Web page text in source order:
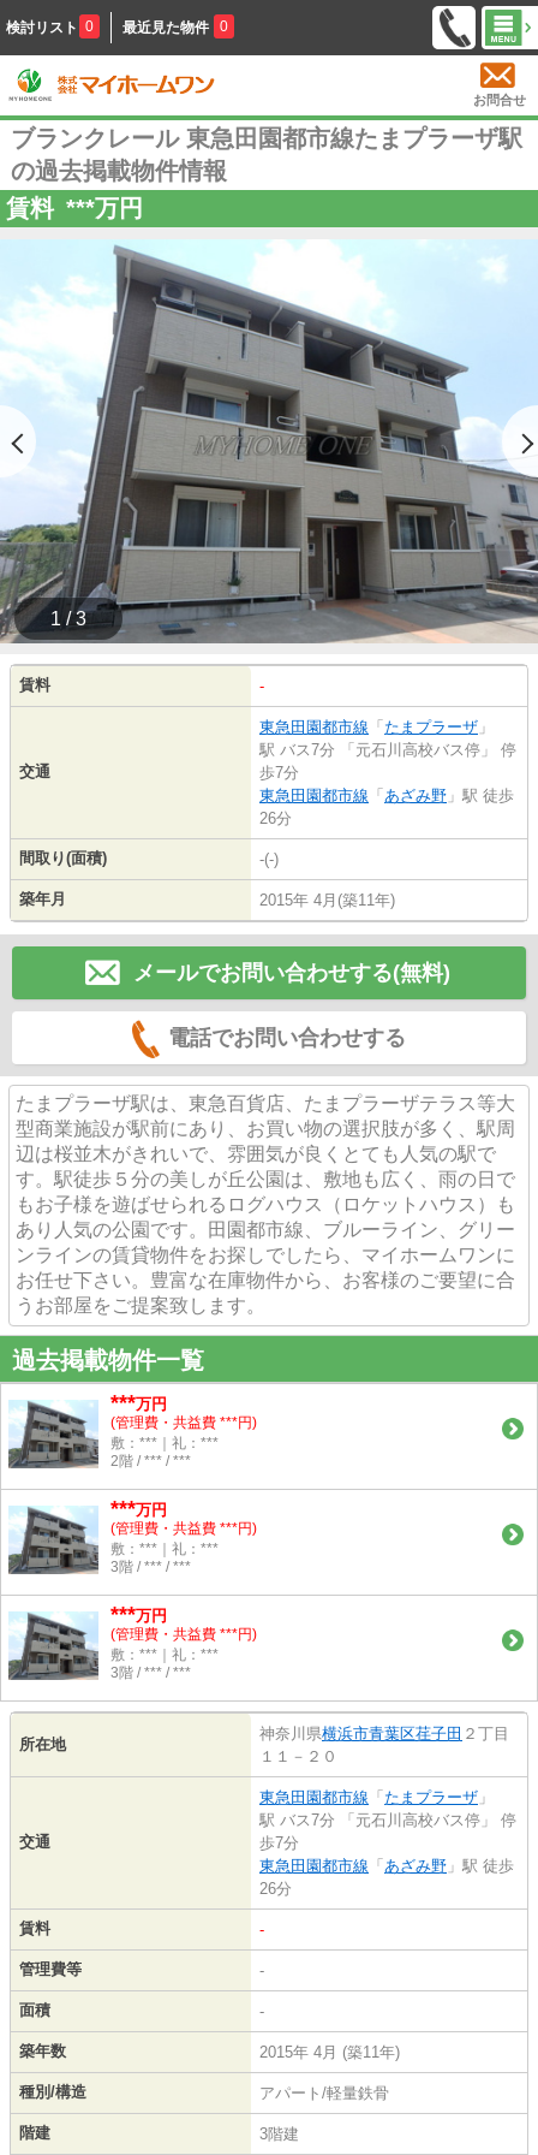
検討リスト 0 最近見た物件 0
お問合せ
ブランクレール 東急田園都市線たまプラーザ駅
の過去掲載物件情報
賃料 ***万円
1 / 3
賃料 -
交通
東急田園都市線 「 たまプラーザ 」
駅 バス7分 「元石川高校バス停」 停
歩7分
東急田園都市線 「 あざみ野 」駅 徒歩
26分
間取り(面積) -(-)
築年月 2015年 4月(築11年)
メールでお問い合わせする(無料)
電話でお問い合わせする
たまプラーザ駅は、東急百貨店、たまプラーザテラス等大
型商業施設が駅前にあり、お買い物の選択肢が多く、駅周
辺は桜並木がきれいで、雰囲気が良くとても人気の駅で
す。駅徒歩５分の美しが丘公園は、敷地も広く、雨の日で
もお子様を遊ばせられるログハウス（ロケットハウス）も
あり人気の公園です。田園都市線、ブルーライン、グリー
ンラインの賃貸物件をお探しでしたら、マイホームワンに
お任せ下さい。豊富な在庫物件から、お客様のご要望に合
うお部屋をご提案致します。
過去掲載物件一覧
***万円
(管理費・共益費 ***円)
敷：***｜礼：***
2階 / *** / ***
***万円
(管理費・共益費 ***円)
敷：***｜礼：***
3階 / *** / ***
***万円
(管理費・共益費 ***円)
敷：***｜礼：***
3階 / *** / ***
所在地
神奈川県横浜市青葉区荏子田 ２丁目
１１－２０
交通
東急田園都市線 「 たまプラーザ 」
駅 バス7分 「元石川高校バス停」 停
歩7分
東急田園都市線 「 あざみ野 」駅 徒歩
26分
賃料 -
管理費等 -
面積 -
築年数 2015年 4月 (築11年)
種別/構造 アパート/軽量鉄骨
階建 3階建